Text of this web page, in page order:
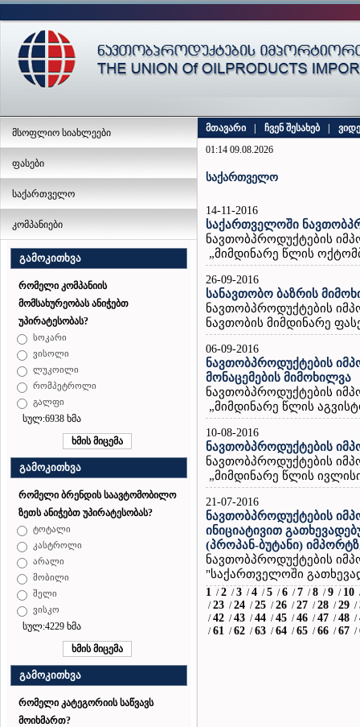
მსოფლიო სიახლეები
ფასები
საქართველო
კომპანიები
გამოკითხვა
რომელი კომპანიის
მომსახურეობას ანიჭებთ
უპირატესობას?
სოკარი
ვისოლი
ლუკოილი
რომპეტროლი
გალფი
სულ:6938 ხმა
გამოკითხვა
რომელი ბრენდის საავტომობილო
ზეთს ანიჭებთ უპირატესობას?
ტოტალი
კასტროლი
არალი
მობილი
შელი
ვისკო
სულ:4229 ხმა
გამოკითხვა
რომელი კატეგორიის საწვავს
მოიხმართ?
მთავარი ჩვენ შესახებ
01:14 09.08.2026
საქართველო
14-11-2016
საქართველოში
ნავთობპროდუქტების
„მიმდინარე წლის
26-09-2016
სანავთობო ბაზრის
ნავთობპროდუქტების
ნავთობის მიმდინარე
06-09-2016
ნავთობპროდუქტების
მონაცემების მიმოხილვა
ნავთობპროდუქტების
„მიმდინარე წლის
10-08-2016
ნავთობპროდუქტების
ნავთობპროდუქტების
„მიმდინარე წლის
21-07-2016
ნავთობპროდუქტების
ინიციატივით
(პროპან-ბუტანი)
ნავთობპროდუქტების
"საქართველოში
1 / 2 / 3 / 4 / 5 / 6 / 7 / 8 / 9 / 10
/ 23 / 24 / 25 / 26 / 27 / 28 / 29 /
/ 42 / 43 / 44 / 45 / 46 / 47 / 48 /
/ 61 / 62 / 63 / 64 / 65 / 66 / 67 /